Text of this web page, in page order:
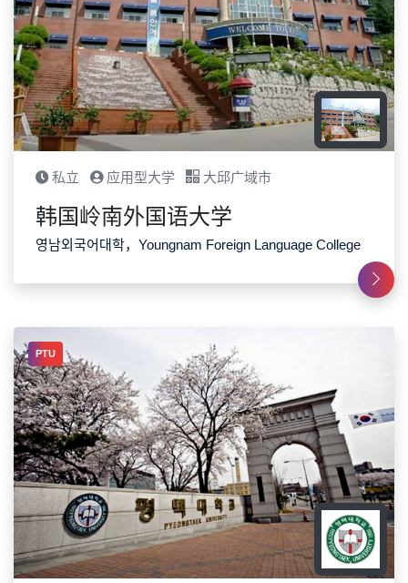
私立 应用型大学 大邱广域市
韩国岭南外国语大学
영남외국어대학，Youngnam Foreign Language College
PTU